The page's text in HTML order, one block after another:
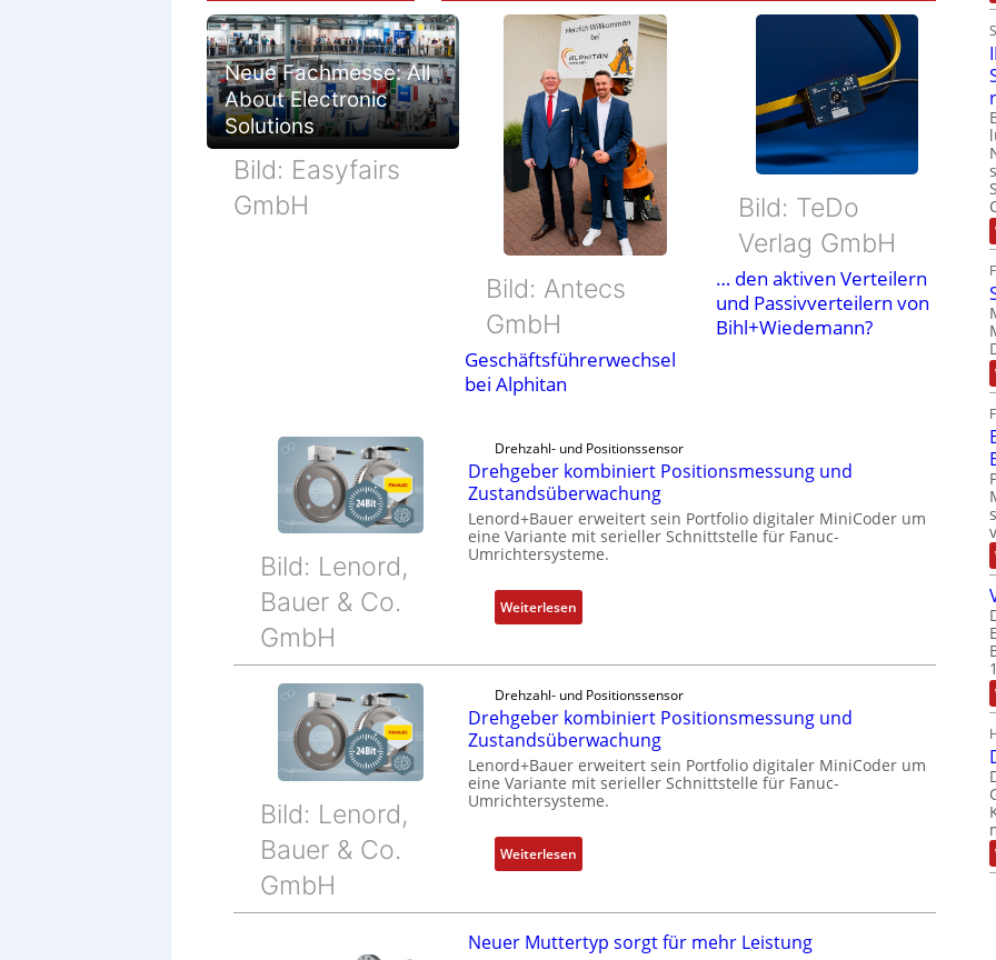
Neue Fachmesse: All
About Electronic
Solutions
Bild: Easyfairs
GmbH
Bild: Antecs
GmbH
Geschäftsführerwechsel
bei Alphitan
Bild: TeDo
Verlag GmbH
… den aktiven Verteilern
und Passivverteilern von
Bihl+Wiedemann?
Bild: Lenord,
Bauer & Co.
GmbH
Drehzahl- und Positionssensor
Drehgeber kombiniert Positionsmessung und
Zustandsüberwachung
Lenord+Bauer erweitert sein Portfolio digitaler MiniCoder um
eine Variante mit serieller Schnittstelle für Fanuc-
Umrichtersysteme.
Weiterlesen:
D
h
g
e
b
e
k
o
b
Bild: Lenord,
Bauer & Co.
GmbH
Drehzahl- und Positionssensor
Drehgeber kombiniert Positionsmessung und
Zustandsüberwachung
Lenord+Bauer erweitert sein Portfolio digitaler MiniCoder um
eine Variante mit serieller Schnittstelle für Fanuc-
Umrichtersysteme.
Weiterlesen:
D
h
Neuer Muttertyp sorgt für mehr Leistung